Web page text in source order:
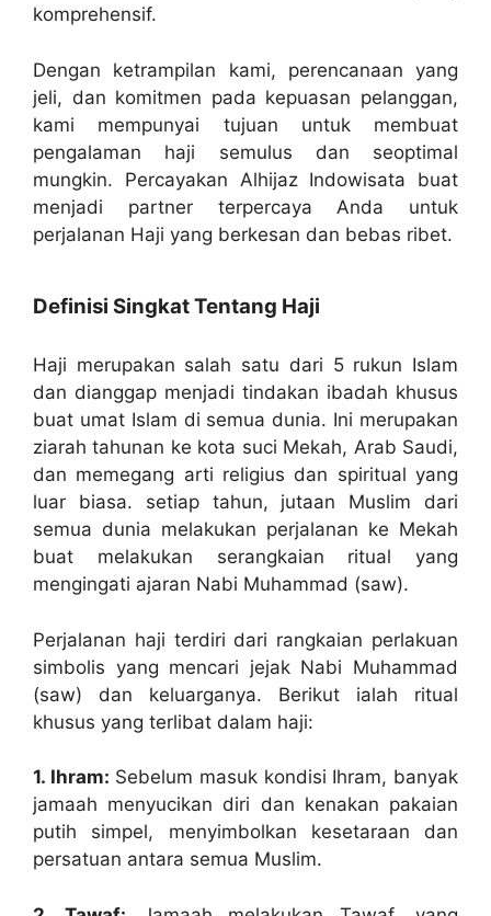
komprehensif.
Dengan ketrampilan kami, perencanaan yang
jeli, dan komitmen pada kepuasan pelanggan,
kami mempunyai tujuan untuk membuat
pengalaman haji semulus dan seoptimal
mungkin. Percayakan Alhijaz Indowisata buat
menjadi partner terpercaya Anda untuk
perjalanan Haji yang berkesan dan bebas ribet.
Definisi Singkat Tentang Haji
Haji merupakan salah satu dari 5 rukun Islam
dan dianggap menjadi tindakan ibadah khusus
buat umat Islam di semua dunia. Ini merupakan
ziarah tahunan ke kota suci Mekah, Arab Saudi,
dan memegang arti religius dan spiritual yang
luar biasa. setiap tahun, jutaan Muslim dari
semua dunia melakukan perjalanan ke Mekah
buat melakukan serangkaian ritual yang
mengingati ajaran Nabi Muhammad (saw).
Perjalanan haji terdiri dari rangkaian perlakuan
simbolis yang mencari jejak Nabi Muhammad
(saw) dan keluarganya. Berikut ialah ritual
khusus yang terlibat dalam haji:
1. Ihram: Sebelum masuk kondisi Ihram, banyak
jamaah menyucikan diri dan kenakan pakaian
putih simpel, menyimbolkan kesetaraan dan
persatuan antara semua Muslim.